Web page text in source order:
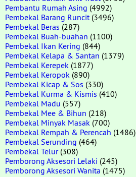
Pembantu Rumah Asing (4992)
Pembekal Barang Runcit (3496)
Pembekal Beras (287)
Pembekal Buah-buahan (1100)
Pembekal Ikan Kering (844)
Pembekal Kelapa & Santan (1379)
Pembekal Kerepek (1877)
Pembekal Keropok (890)
Pembekal Kicap & Sos (330)
Pembekal Kurma & Kismis (410)
Pembekal Madu (557)
Pembekal Mee & Bihun (218)
Pembekal Minyak Masak (700)
Pembekal Rempah & Perencah (1486)
Pembekal Serunding (464)
Pembekal Telur(308)
Pemborong Aksesori Lelaki (245)
Pemborong Aksesori Wanita (1475)